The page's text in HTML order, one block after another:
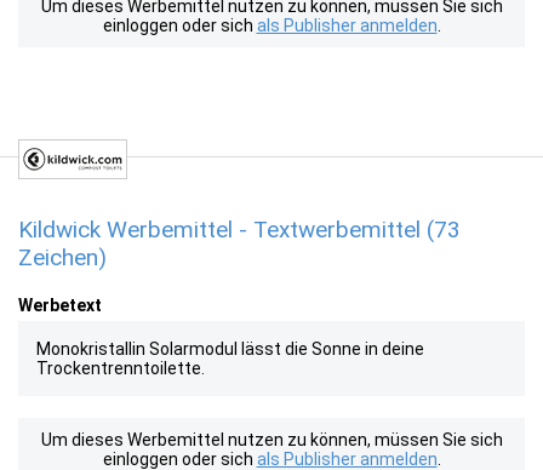
Um dieses Werbemittel nutzen zu können, müssen Sie sich
einloggen oder sich als Publisher anmelden
Kildwick Werbemittel - Textwerbemittel (73
Zeichen)
Werbetext
Monokristallin Solarmodul lässt die Sonne in deine
Trockentrenntoilette.
Um dieses Werbemittel nutzen zu können, müssen Sie sich
einloggen oder sich als Publisher anmelden